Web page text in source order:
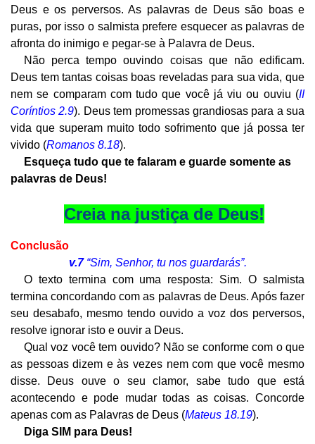
Deus e os perversos. As palavras de Deus são boas e
puras, por isso o salmista prefere esquecer as palavras de
afronta do inimigo e pegar-se à Palavra de Deus.
Não perca tempo ouvindo coisas que não edificam.
Deus tem tantas coisas boas reveladas para sua vida, que
nem se comparam com tudo que você já viu ou ouviu (II
Coríntios 2.9). Deus tem promessas grandiosas para a sua
vida que superam muito todo sofrimento que já possa ter
vivido (Romanos 8.18).
Esqueça tudo que te falaram e guarde somente as
palavras de Deus!
Creia na justiça de Deus!
Conclusão
v.7“Sim, Senhor, tu nos guardarás”.
O texto termina com uma resposta: Sim. O salmista
termina concordando com as palavras de Deus. Após fazer
seu desabafo, mesmo tendo ouvido a voz dos perversos,
resolve ignorar isto e ouvir a Deus.
Qual voz você tem ouvido? Não se conforme com o que
as pessoas dizem e às vezes nem com que você mesmo
disse. Deus ouve o seu clamor, sabe tudo que está
acontecendo e pode mudar todas as coisas. Concorde
apenas com as Palavras de Deus (Mateus 18.19).
Diga SIM para Deus!